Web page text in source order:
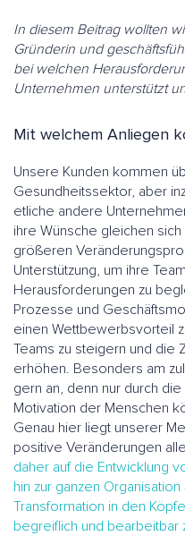
In diesem Beitrag wollten
Gründerin und
bei welchen
Unternehmen unterstützt
Mit welchem Anliegen
Unsere Kunden kommen
Gesundheitssektor, aber
etliche andere
ihre Wünsche gleichen
größeren
Unterstützung, um ihre
Herausforderungen zu
Prozesse und
einen Wettbewerbsvorteil
Teams zu steigern und die
erhöhen. Besonders am
gern an, denn nur durch
Motivation der Menschen
Genau hier liegt unserer
positive Veränderungen
daher auf die Entwicklung
hin zur ganzen
Transformation in den
begreiflich und bearbeitbar